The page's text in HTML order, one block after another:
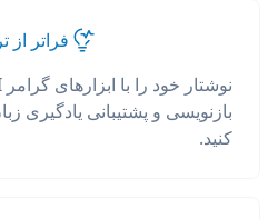
فراتر از
بازنویسی و پشتیبانی یادگیری
کنید.